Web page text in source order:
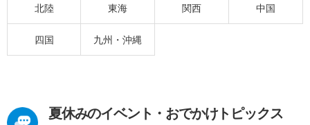
北陸 東海 関西 中国
四国 九州・沖縄
夏休みのイベント・おでかけトピックス